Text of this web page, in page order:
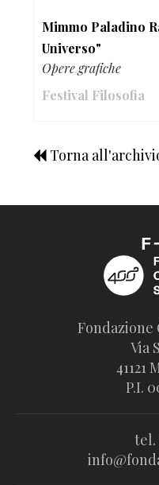
Mimmo Paladino
Universo"
Opere grafiche
Festival Filosofia
Torna
Fondazione
Via
41121
P.I.
tel.